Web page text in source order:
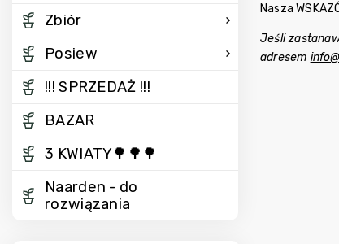
Zbiór
Posiew
!!! SPRZEDAŻ !!!
BAZAR
3 KWIATY🌳🌳🌳
Naarden - do
rozwiązania
Nasza
Jeśli
adresem